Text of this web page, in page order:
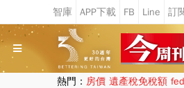
熱門： 房價 遺產稅免稅額 fed